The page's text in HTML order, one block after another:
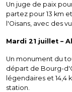
Un juge de paix
partez pour 13 km
l'Oisans, avec des
Mardi 21 juillet –
Un monument du
départ de Bourg-
légendaires et 14,4
station.